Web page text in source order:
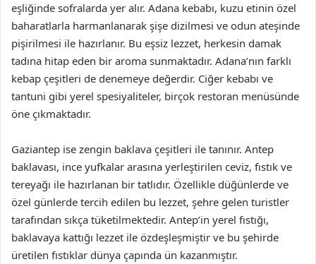
eşliğinde sofralarda yer alır. Adana kebabı, kuzu etinin özel
baharatlarla harmanlanarak şişe dizilmesi ve odun ateşinde
pişirilmesi ile hazırlanır. Bu eşsiz lezzet, herkesin damak
tadına hitap eden bir aroma sunmaktadır. Adana’nın farklı
kebap çeşitleri de denemeye değerdir. Ciğer kebabı ve
tantuni gibi yerel spesiyaliteler, birçok restoran menüsünde
öne çıkmaktadır.
Gaziantep ise zengin baklava çeşitleri ile tanınır. Antep
baklavası, ince yufkalar arasına yerleştirilen ceviz, fıstık ve
tereyağı ile hazırlanan bir tatlıdır. Özellikle düğünlerde ve
özel günlerde tercih edilen bu lezzet, şehre gelen turistler
tarafından sıkça tüketilmektedir. Antep’in yerel fıstığı,
baklavaya kattığı lezzet ile özdeşleşmiştir ve bu şehirde
üretilen fıstıklar dünya çapında ün kazanmıştır.